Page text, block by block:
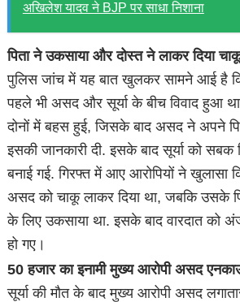
अखिलेश यादव ने BJP पर साधा निशाना
पिता ने उकसाया और दोस्त ने लाकर दिया
पुलिस जांच में यह बात खुलकर सामने आई है
पहले भी असद और सूर्या के बीच विवाद हुआ
दोनों में बहस हुई, जिसके बाद असद ने अपने
इसकी जानकारी दी. इसके बाद सूर्या को
बनाई गई. गिरफ्त में आए आरोपियों ने खुलासा
असद को चाकू लाकर दिया था, जबकि उसके
के लिए उकसाया था. इसके बाद वारदात को
हो गए।
50 हजार का इनामी मुख्य आरोपी असद
सूर्या की मौत के बाद मुख्य आरोपी असद